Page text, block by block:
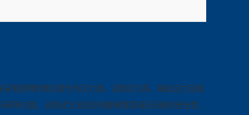
用思明特增压泵作为压力源，试验压力高，输出压力无级
等方面。该测试方法的应用能够提高液压系统的安全性、